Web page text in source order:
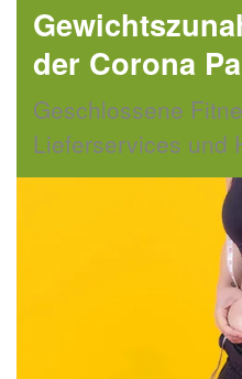
der Corona
Geschlossene
Lieferservices und